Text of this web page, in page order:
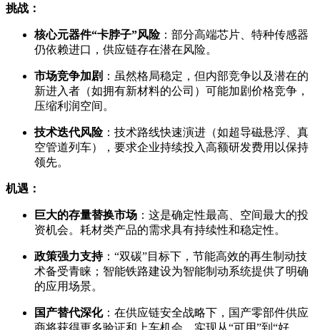
挑战：
核心元器件“卡脖子”风险：部分高端芯片、特种传感器
仍依赖进口，供应链存在潜在风险。
市场竞争加剧 ：虽然格局稳定，但内部竞争以及潜在的
新进入者（如拥有新材料的公司）可能加剧价格竞争，
压缩利润空间。
技术迭代风险：技术路线快速演进（如超导磁悬浮、真
空管道列车），要求企业持续投入高额研发费用以保持
领先。
机遇：
巨大的存量替换市场 ：这是确定性最高、空间最大的投
资机会。耗材类产品的需求具有持续性和稳定性。
政策强力支持：“双碳”目标下，节能高效的再生制动技
术备受青睐；智能铁路建设为智能制动系统提供了明确
的应用场景。
国产替代深化：在供应链安全战略下，国产零部件供应
商将获得更多验证和上车机会，实现从“可用”到“好